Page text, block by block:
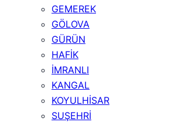
GEMEREK
GÖLOVA
GÜRÜN
HAFİK
İMRANLI
KANGAL
KOYULHİSAR
SUŞEHRİ